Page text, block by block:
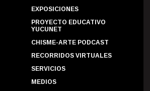
EXPOSICIONES
PROYECTO EDUCATIVO
YUCUNET
CHISME-ARTE PODCAST
RECORRIDOS VIRTUALES
SERVICIOS
MEDIOS